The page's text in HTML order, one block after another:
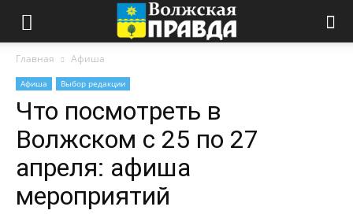
Главная Афиша
Афиша Выбор редакции
Что посмотреть в
Волжском с 25 по 27
апреля: афиша
мероприятий